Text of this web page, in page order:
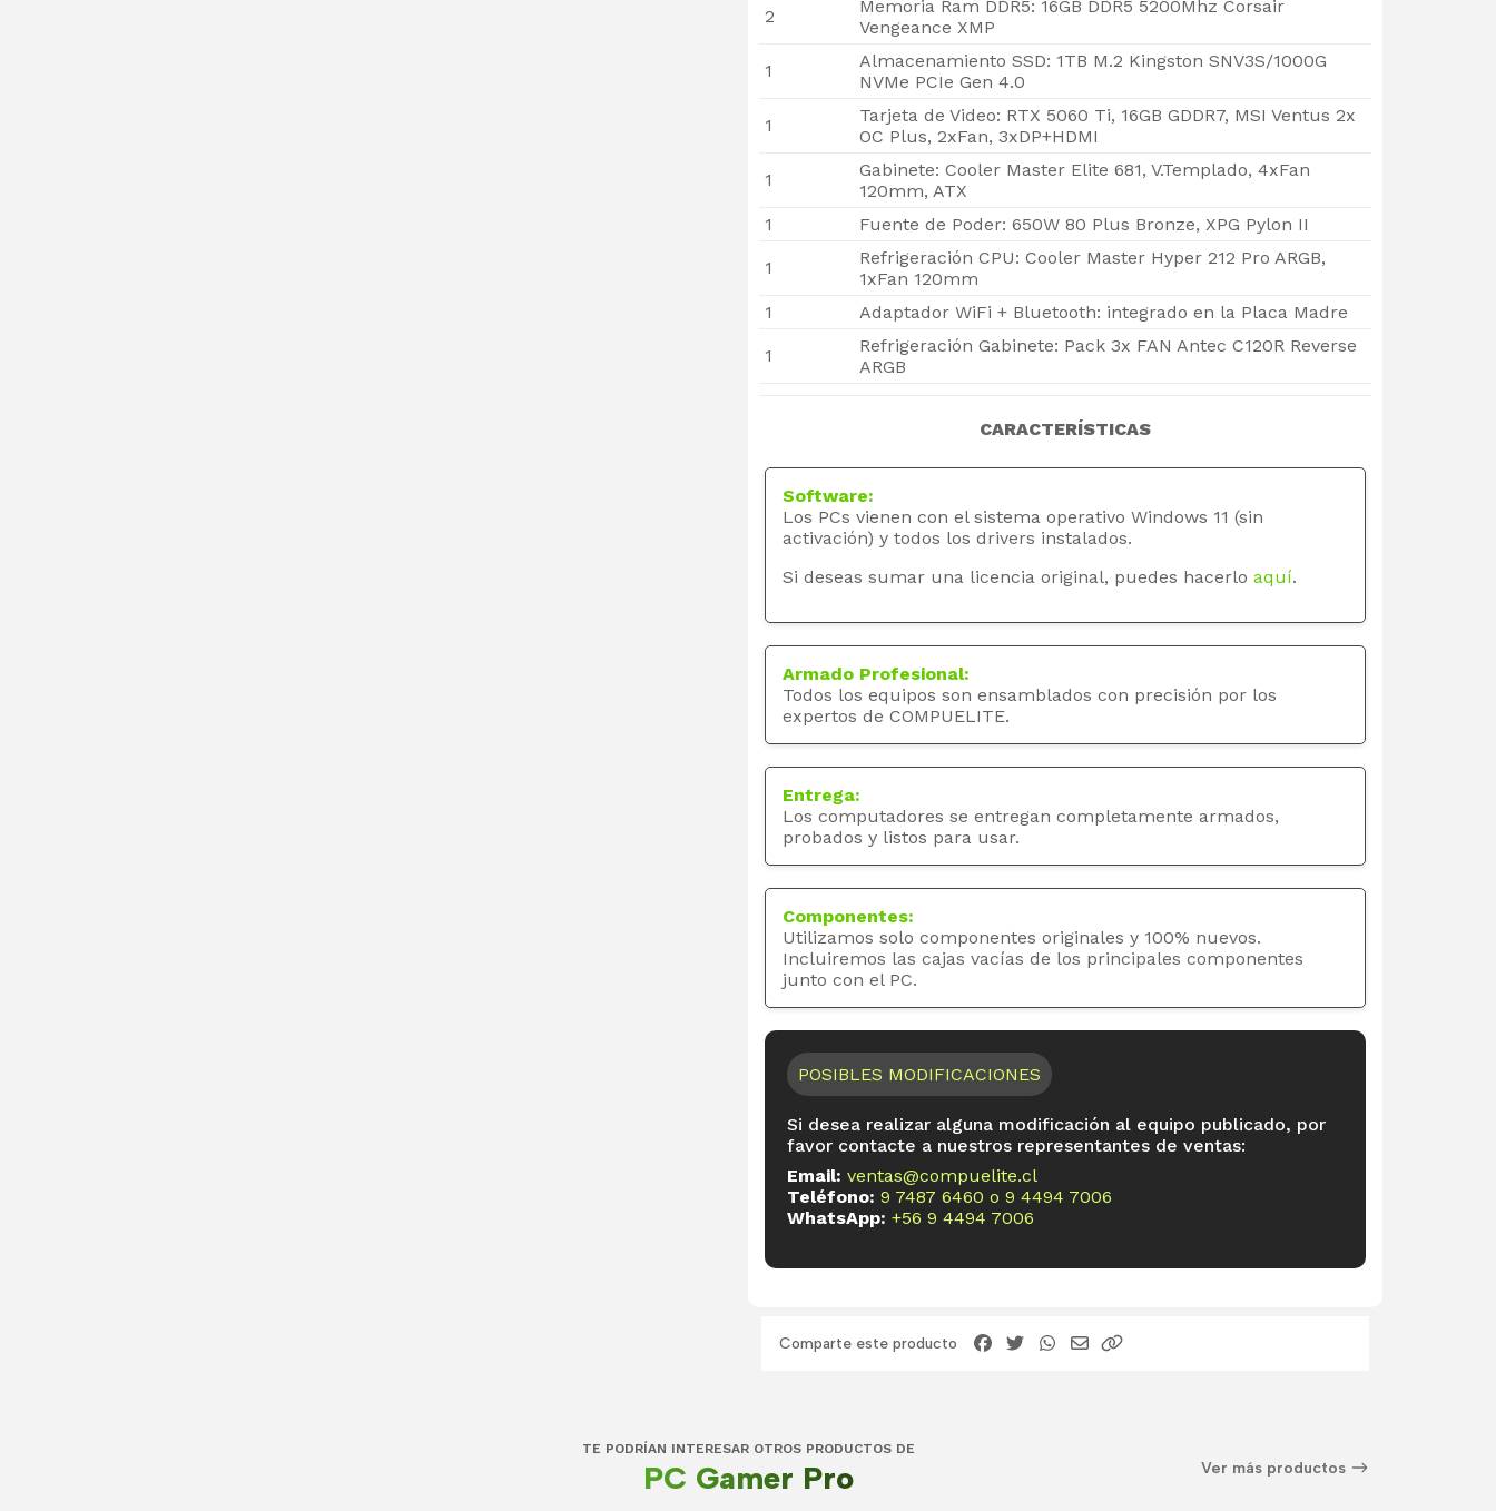
2
Memoria Ram DDR5: 16GB DDR5 5200Mhz Corsair
Vengeance XMP
1
Almacenamiento SSD: 1TB M.2 Kingston SNV3S/1000G
NVMe PCIe Gen 4.0
1
Tarjeta de Video: RTX 5060 Ti, 16GB GDDR7, MSI Ventus 2x
OC Plus, 2xFan, 3xDP+HDMI
1
Gabinete: Cooler Master Elite 681, V.Templado, 4xFan
120mm, ATX
1
Fuente de Poder: 650W 80 Plus Bronze, XPG Pylon II
1
Refrigeración CPU: Cooler Master Hyper 212 Pro ARGB,
1xFan 120mm
1
Adaptador WiFi + Bluetooth: integrado en la Placa Madre
1
Refrigeración Gabinete: Pack 3x FAN Antec C120R Reverse
ARGB
CARACTERÍSTICAS
Software:
Los PCs vienen con el sistema operativo Windows 11 (sin
activación) y todos los drivers instalados.
Si deseas sumar una licencia original, puedes hacerlo aquí.
Armado Profesional:
Todos los equipos son ensamblados con precisión por los
expertos de COMPUELITE.
Entrega:
Los computadores se entregan completamente armados,
probados y listos para usar.
Componentes:
Utilizamos solo componentes originales y 100% nuevos.
Incluiremos las cajas vacías de los principales componentes
junto con el PC.
POSIBLES MODIFICACIONES
Si desea realizar alguna modificación al equipo publicado, por
favor contacte a nuestros representantes de ventas:
Email: ventas@compuelite.cl
Teléfono: 9 7487 6460 o 9 4494 7006
WhatsApp: +56 9 4494 7006
Comparte este producto
TE PODRÍAN INTERESAR OTROS PRODUCTOS DE
PC Gamer Pro Ver más productos